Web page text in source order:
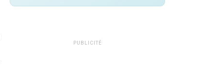
PUBLICITÉ